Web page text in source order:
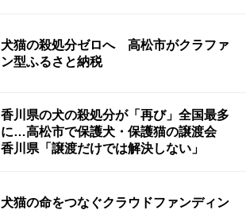
犬猫の殺処分ゼロへ 高松市がクラファ
ン型ふるさと納税
香川県の犬の殺処分が「再び」全国最多
に…高松市で保護犬・保護猫の譲渡会
香川県「譲渡だけでは解決しない」
犬猫の命をつなぐクラウドファンディン